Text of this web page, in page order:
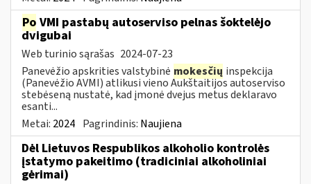
Po VMI pastabų autoserviso pelnas šoktelėjo
dvigubai
Web turinio sąrašas 2024-07-23
Panevėžio apskrities valstybinė mokesčių inspekcija
(Panevėžio AVMI) atlikusi vieno Aukštaitijos autoserviso
stebėseną nustatė, kad įmonė dvejus metus deklaravo
esanti...
Metai: 2024 Pagrindinis: Naujiena
Dėl Lietuvos Respublikos alkoholio kontrolės
įstatymo pakeitimo (tradiciniai alkoholiniai
gėrimai)